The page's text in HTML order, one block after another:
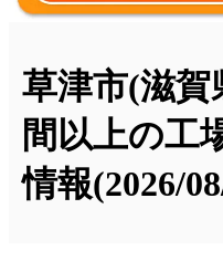
草津市(滋賀
間以上の工
情報(2026/